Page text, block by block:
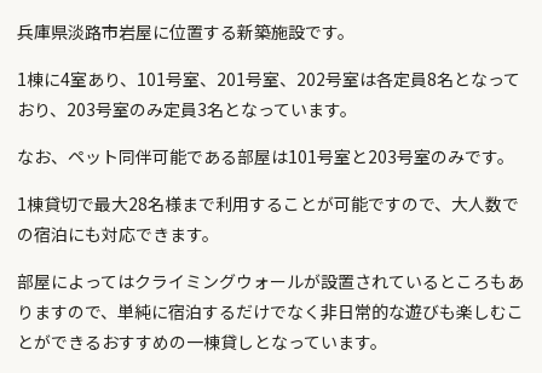
兵庫県淡路市岩屋に位置する新築施設です。
1棟に4室あり、101号室、201号室、202号室は各定員8名となって
おり、203号室のみ定員3名となっています。
なお、ペット同伴可能である部屋は101号室と203号室のみです。
1棟貸切で最大28名様まで利用することが可能ですので、大人数で
の宿泊にも対応できます。
部屋によってはクライミングウォールが設置されているところもあ
りますので、単純に宿泊するだけでなく非日常的な遊びも楽しむこ
とができるおすすめの一棟貸しとなっています。